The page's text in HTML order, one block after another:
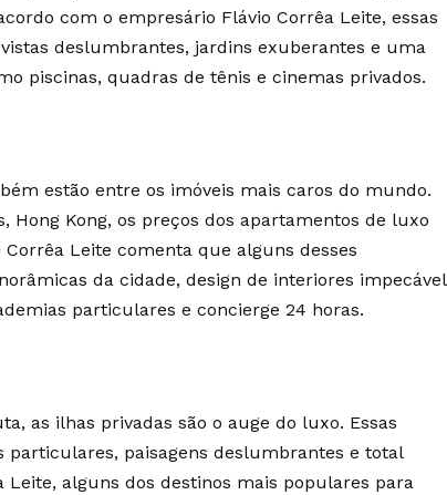
com o empresário Flávio Corrêa Leite, essas
deslumbrantes, jardins exuberantes e uma
piscinas, quadras de tênis e cinemas privados.
estão entre os imóveis mais caros do mundo.
Hong Kong, os preços dos apartamentos de luxo
Leite comenta que alguns desses
da cidade, design de interiores impecável
particulares e concierge 24 horas.
as ilhas privadas são o auge do luxo. Essas
particulares, paisagens deslumbrantes e total
Leite, alguns dos destinos mais populares para